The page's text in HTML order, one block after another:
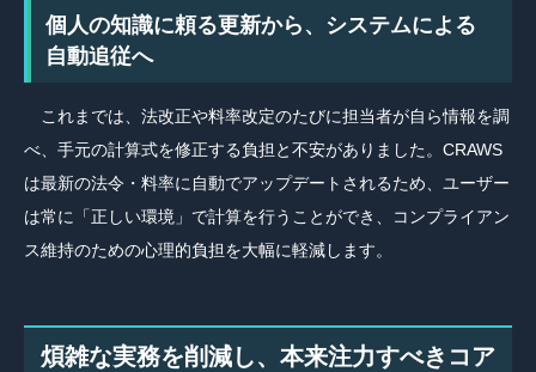
個人の知識に頼る更新から、システムによる
自動追従へ
これまでは、法改正や料率改定のたびに担当者が自ら情報を調
べ、手元の計算式を修正する負担と不安がありました。CRAWS
は最新の法令・料率に自動でアップデートされるため、ユーザー
は常に「正しい環境」で計算を行うことができ、コンプライアン
ス維持のための心理的負担を大幅に軽減します。
煩雑な実務を削減し、本来注力すべきコア